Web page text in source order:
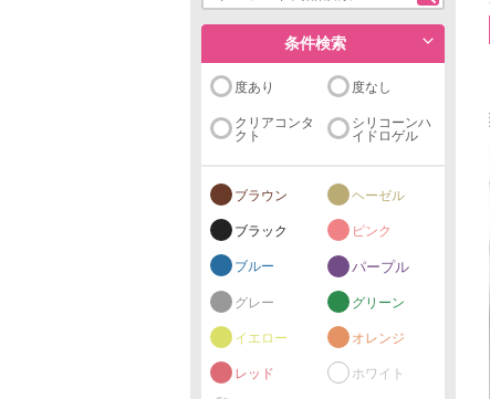
条件検索
度あり 度なし
クリアコンタ
クト
シリコーンハ
イドロゲル
ブラウン ヘーゼル
ブラック ピンク
ブルー パープル
グレー グリーン
イエロー オレンジ
レッド ホワイト